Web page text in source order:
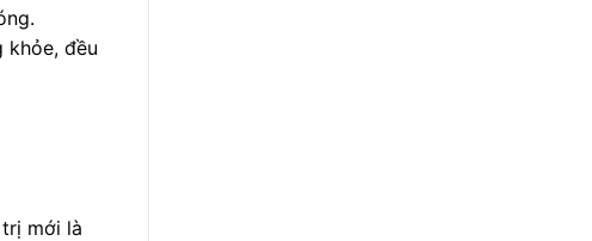
khỏe, đều
mới là